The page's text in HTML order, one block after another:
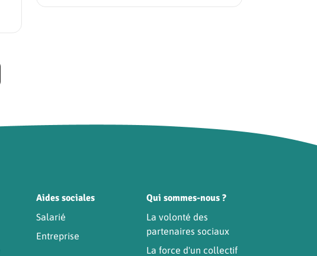
Aides sociales
Salarié
Entreprise
Qui sommes-nous ?
La volonté des
partenaires sociaux
La force d'un collectif